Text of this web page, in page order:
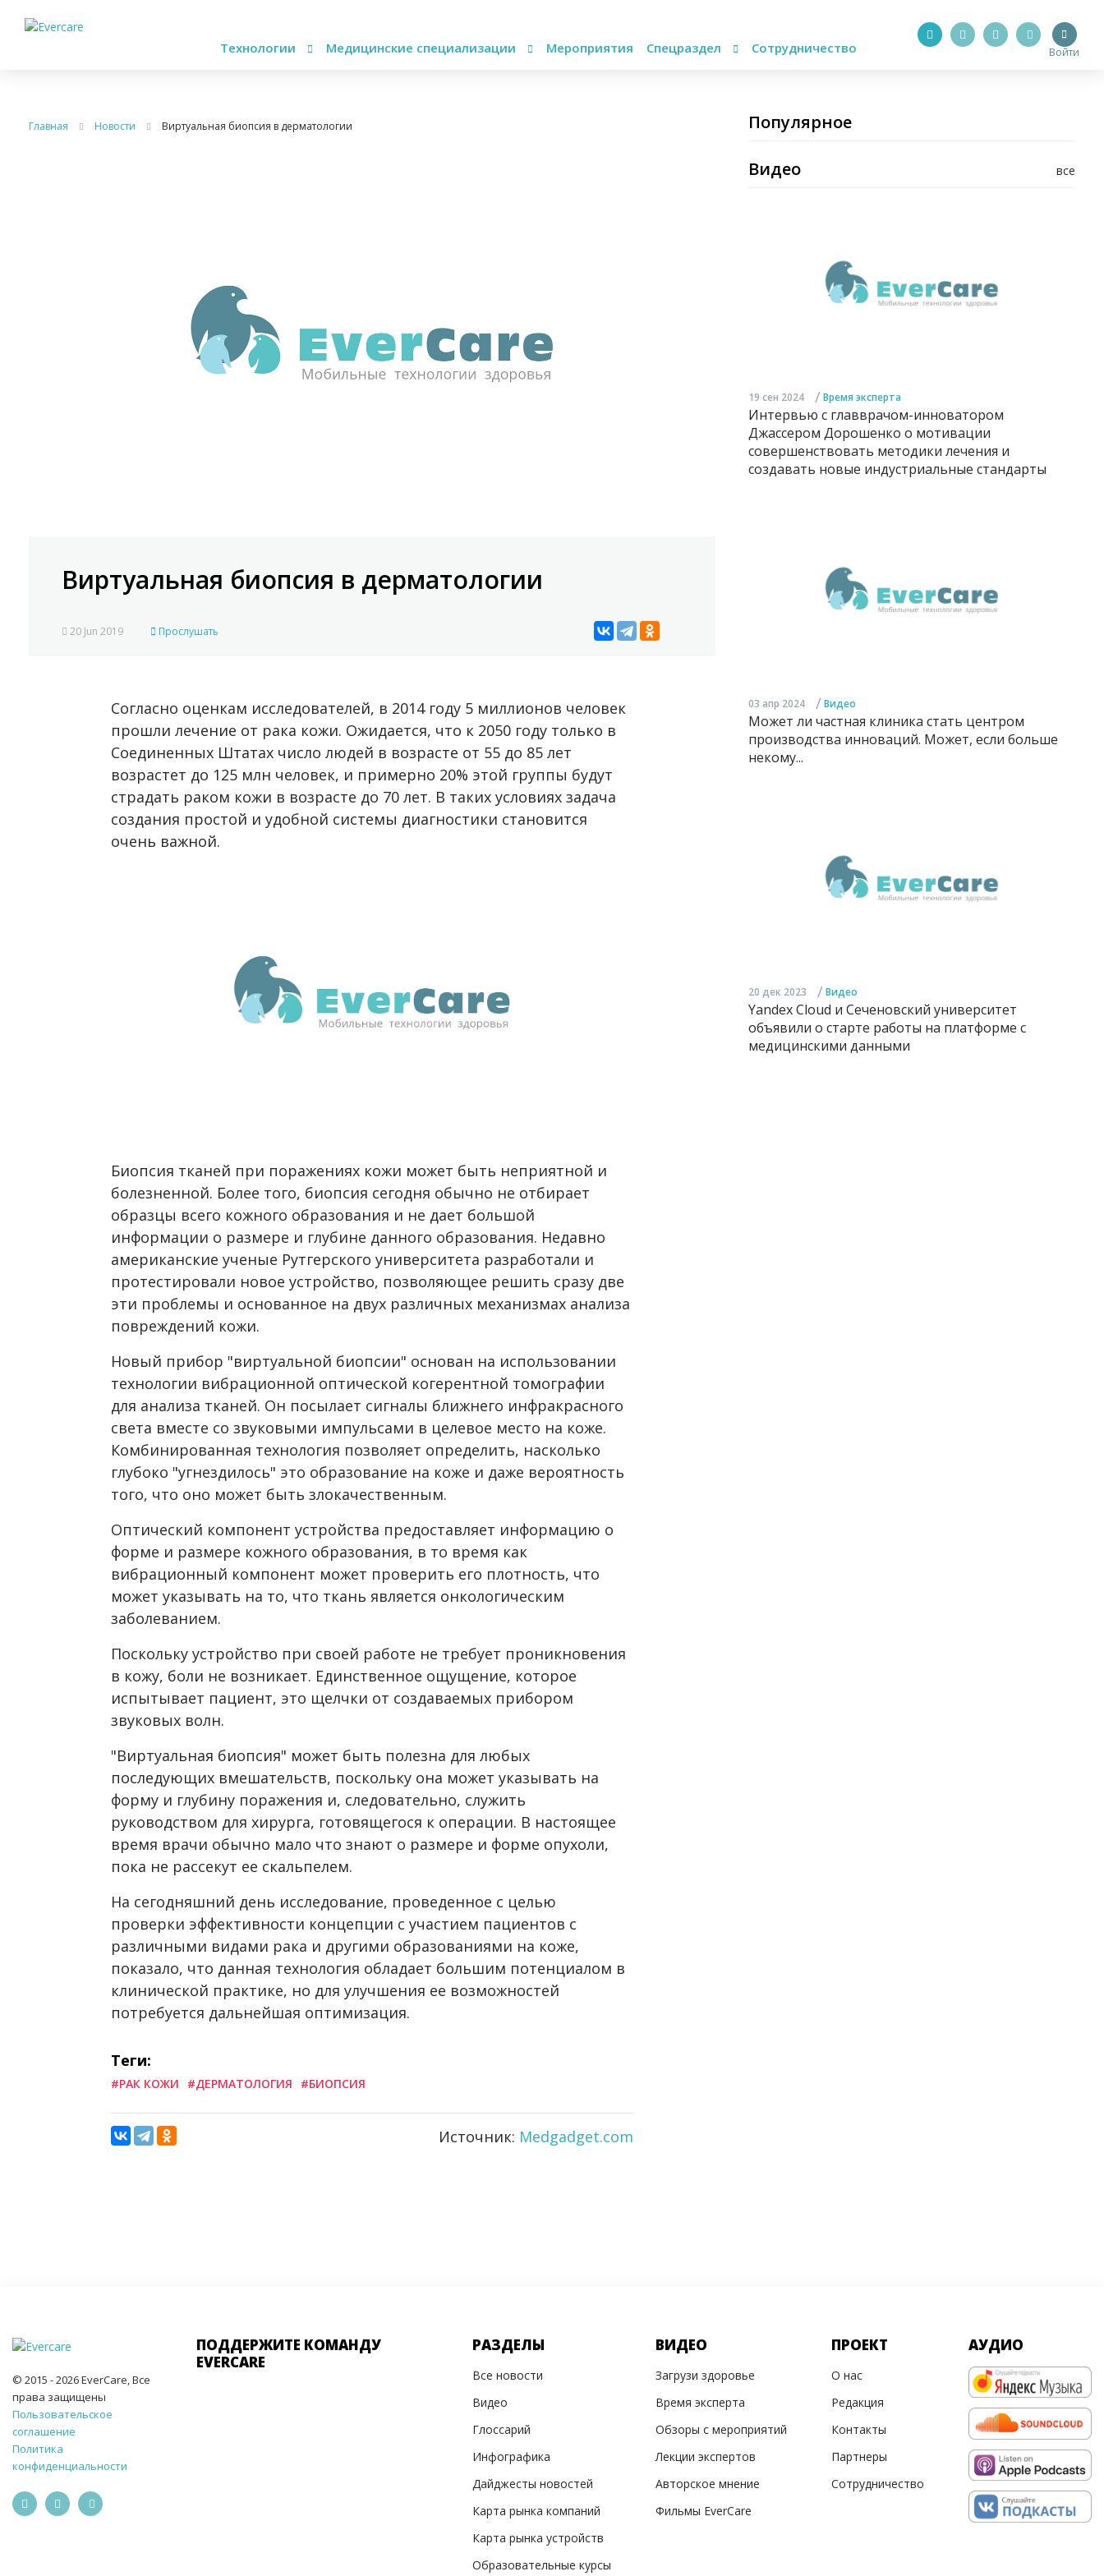
Технологии Медицинские специализации Мероприятия Спецраздел Сотрудничество Войти
Главная Новости Виртуальная биопсия в дерматологии
Виртуальная биопсия в дерматологии
20 Jun 2019 Прослушать
Согласно оценкам исследователей, в 2014 году 5 миллионов человек
прошли лечение от рака кожи. Ожидается, что к 2050 году только в
Соединенных Штатах число людей в возрасте от 55 до 85 лет
возрастет до 125 млн человек, и примерно 20% этой группы будут
страдать раком кожи в возрасте до 70 лет. В таких условиях задача
создания простой и удобной системы диагностики становится
очень важной.
Биопсия тканей при поражениях кожи может быть неприятной и
болезненной. Более того, биопсия сегодня обычно не отбирает
образцы всего кожного образования и не дает большой
информации о размере и глубине данного образования. Недавно
американские ученые Рутгерского университета разработали и
протестировали новое устройство, позволяющее решить сразу две
эти проблемы и основанное на двух различных механизмах анализа
повреждений кожи.
Новый прибор "виртуальной биопсии" основан на использовании
технологии вибрационной оптической когерентной томографии
для анализа тканей. Он посылает сигналы ближнего инфракрасного
света вместе со звуковыми импульсами в целевое место на коже.
Комбинированная технология позволяет определить, насколько
глубоко "угнездилось" это образование на коже и даже вероятность
того, что оно может быть злокачественным.
Оптический компонент устройства предоставляет информацию о
форме и размере кожного образования, в то время как
вибрационный компонент может проверить его плотность, что
может указывать на то, что ткань является онкологическим
заболеванием.
Поскольку устройство при своей работе не требует проникновения
в кожу, боли не возникает. Единственное ощущение, которое
испытывает пациент, это щелчки от создаваемых прибором
звуковых волн.
"Виртуальная биопсия" может быть полезна для любых
последующих вмешательств, поскольку она может указывать на
форму и глубину поражения и, следовательно, служить
руководством для хирурга, готовящегося к операции. В настоящее
время врачи обычно мало что знают о размере и форме опухоли,
пока не рассекут ее скальпелем.
На сегодняшний день исследование, проведенное с целью
проверки эффективности концепции с участием пациентов с
различными видами рака и другими образованиями на коже,
показало, что данная технология обладает большим потенциалом в
клинической практике, но для улучшения ее возможностей
потребуется дальнейшая оптимизация.
Теги:
#РАК КОЖИ #ДЕРМАТОЛОГИЯ #БИОПСИЯ
Источник: Medgadget.com
Популярное
все
Видео
19 сен 2024 / Время эксперта
Интервью с главврачом-инноватором
Джассером Дорошенко о мотивации
совершенствовать методики лечения и
создавать новые индустриальные стандарты
03 апр 2024 / Видео
Может ли частная клиника стать центром
производства инноваций. Может, если больше
некому...
20 дек 2023 / Видео
Yandex Cloud и Сеченовский университет
объявили о старте работы на платформе с
медицинскими данными
© 2015 - 2026 EverCare, Все
права защищены
Пользовательское
соглашение
Политика
конфиденциальности
ПОДДЕРЖИТЕ КОМАНДУ
EVERCARE
РАЗДЕЛЫ
Все новости
Видео
Глоссарий
Инфографика
Дайджесты новостей
Карта рынка компаний
Карта рынка устройств
Образовательные курсы
ВИДЕО
Загрузи здоровье
Время эксперта
Обзоры с мероприятий
Лекции экспертов
Авторское мнение
Фильмы EverCare
ПРОЕКТ
О нас
Редакция
Контакты
Партнеры
Сотрудничество
АУДИО